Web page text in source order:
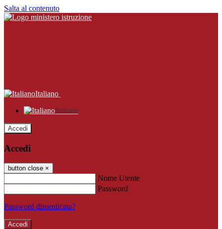
Salta al contenuto
Italiano
Italiano
Accedi
Accedi
button close ×
Nome Utente
Password
Password dimenticata?